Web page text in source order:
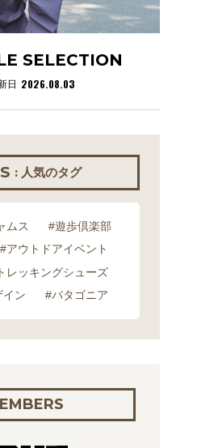
SELECTION
日 2026.08.03
: 人気のタグ
ムス
#遊歩倶楽部
#アウトドアイベント
レッキングシューズ
イン
#パタゴニア